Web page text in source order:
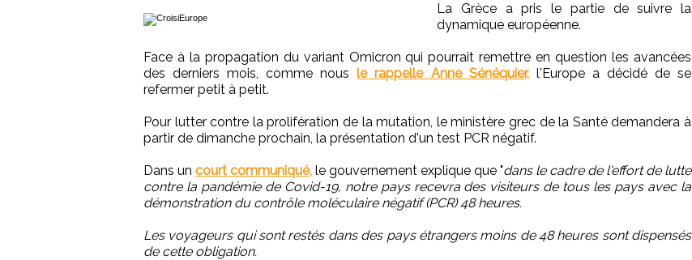
La Grèce a pris le partie de suivre la
dynamique européenne.
Face à la propagation du variant Omicron qui pourrait remettre en question les avancées
des derniers mois, comme nousle rappelle Anne Sénéquier,l'Europe a décidé de se
refermer petit à petit.
Pour lutter contre la prolifération de la mutation, le ministère grec de la Santé demandera à
partir de dimanche prochain, la présentation d'un test PCR négatif.
Dans un court communiqué, le gouvernement explique que "dans le cadre de l'effort de lutte
contre la pandémie de Covid-19, notre pays recevra des visiteurs de tous les pays avec la
démonstration du contrôle moléculaire négatif (PCR) 48 heures.
Les voyageurs qui sont restés dans des pays étrangers moins de 48 heures sont dispensés
de cette obligation.